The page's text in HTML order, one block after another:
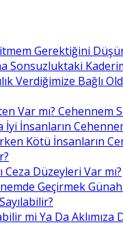
Gerektiğini
Sonsuzluktaki
Verdiğimize Bağlı
Var mı? Cehennem
İyi İnsanların
Kötü İnsanların
Düzeyleri Var mı?
Geçirmek
mi Ya Da Aklımıza